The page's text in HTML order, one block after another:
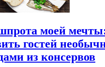
моей
гостей
из консервов